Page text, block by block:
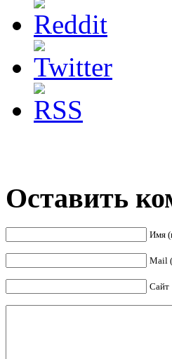
Оставить
Имя
Mail
Сайт